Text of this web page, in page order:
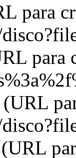
para
para
(URL
(URL